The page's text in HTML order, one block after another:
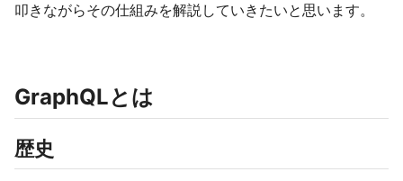
叩きながらその仕組みを解説していきたいと思います。
GraphQLとは
歴史